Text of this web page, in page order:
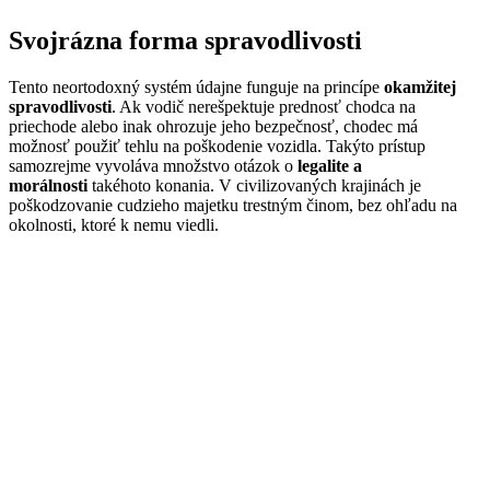
Svojrázna forma spravodlivosti
Tento neortodoxný systém údajne funguje na princípe okamžitej
spravodlivosti. Ak vodič nerešpektuje prednosť chodca na
priechode alebo inak ohrozuje jeho bezpečnosť, chodec má
možnosť použiť tehlu na poškodenie vozidla. Takýto prístup
samozrejme vyvoláva množstvo otázok o legalite a
morálnosti takéhoto konania. V civilizovaných krajinách je
poškodzovanie cudzieho majetku trestným činom, bez ohľadu na
okolnosti, ktoré k nemu viedli.